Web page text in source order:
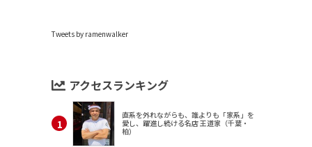
Tweets by ramenwalker
アクセスランキング
直系を外れながらも、誰よりも「家系」を
愛し、躍進し続ける名店 王道家（千葉・
柏）